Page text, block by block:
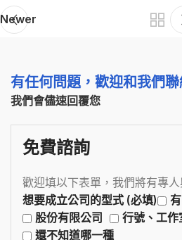
Newer
有任何問題，歡迎和我們
我們會儘速回覆您
免費諮詢
歡迎填以下表單，我們將有專
想要成立公司的型式 (必填)
股份有限公司
行號、工作
還不知道哪一種